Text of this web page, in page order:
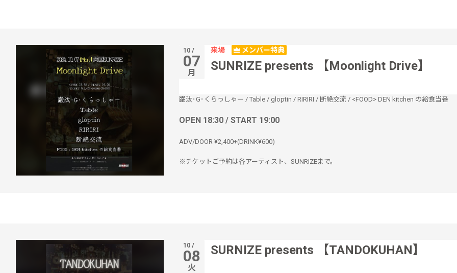
10 /
07
月
来場 メンバー特典
SUNRIZE presents 【Moonlight Drive】
巌汰･G･くらっしゃー / Table/ gloptin / RIRIRI / 断絶交流 / <FOOD> DEN kitchen の給食当番
OPEN 18:30 / START 19:00
ADV/DOOR ¥2,400+(DRINK¥600)
※チケットご予約は各アーティスト、SUNRIZEまで。
10 /
08
火
SURNIZE presents 【TANDOKUHAN】